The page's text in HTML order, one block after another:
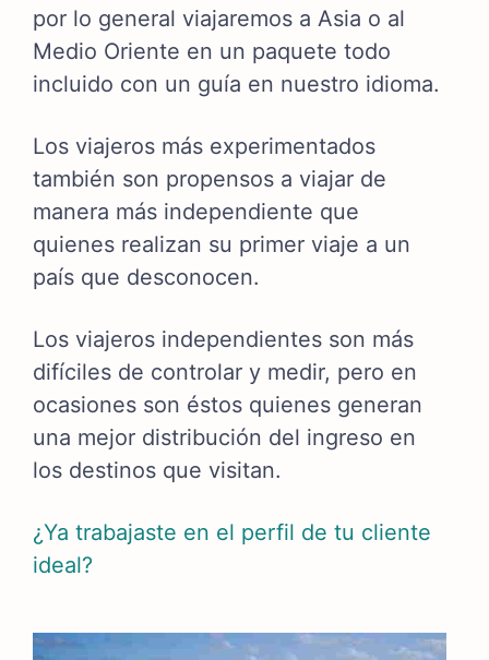
por lo general viajaremos a Asia o al
Medio Oriente en un paquete todo
incluido con un guía en nuestro idioma.
Los viajeros más experimentados
también son propensos a viajar de
manera más independiente que
quienes realizan su primer viaje a un
país que desconocen.
Los viajeros independientes son más
difíciles de controlar y medir, pero en
ocasiones son éstos quienes generan
una mejor distribución del ingreso en
los destinos que visitan.
¿Ya trabajaste en el perfil de tu cliente
ideal?